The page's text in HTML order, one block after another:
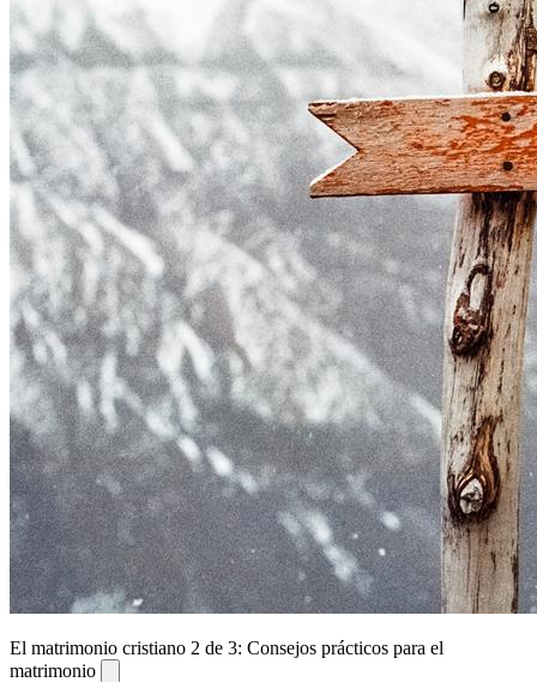
El matrimonio cristiano 2 de 3: Consejos prácticos para el
matrimonio